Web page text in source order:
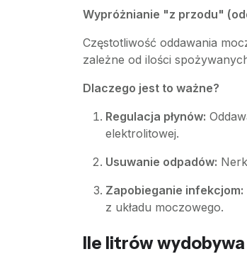
Wypróżnianie "z przodu"
Częstotliwość oddawania
zależne od ilości
Dlaczego jest to ważne?
Regulacja płynów:
elektrolitowej.
Usuwanie odpadów:
Zapobieganie infekcjom:
z układu moczowego.
Ile litrów wydobywa